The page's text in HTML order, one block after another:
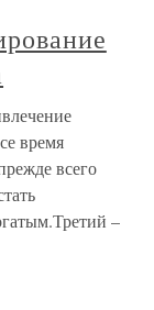
время
всего
–